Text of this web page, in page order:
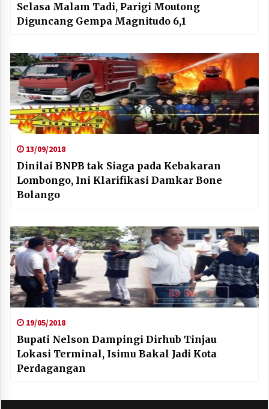
Selasa Malam Tadi, Parigi Moutong
Diguncang Gempa Magnitudo 6,1
13/09/2018
Dinilai BNPB tak Siaga pada Kebakaran
Lombongo, Ini Klarifikasi Damkar Bone
Bolango
19/05/2018
Bupati Nelson Dampingi Dirhub Tinjau
Lokasi Terminal, Isimu Bakal Jadi Kota
Perdagangan